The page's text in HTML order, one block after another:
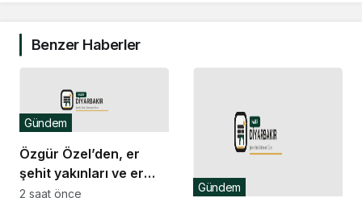
Benzer Haberler
Özgür Özel’den, er
şehit yakınları ve er
gazilerin eylemine
Gündem
2 saat önce Gündem